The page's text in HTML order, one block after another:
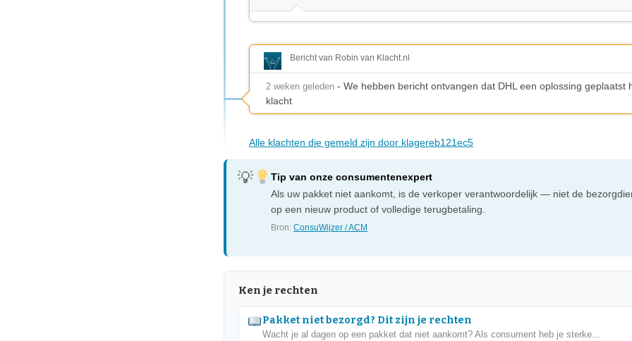
Bericht van Robin van Klacht.nl
2 weken geleden - We hebben bericht ontvangen dat DHL een oplossing geplaatst
klacht
Alle klachten die gemeld zijn door klagereb121ec5
Tip van onze consumentenexpert
Als uw pakket niet aankomt, is de verkoper verantwoordelijk — niet de
op een nieuw product of volledige terugbetaling.
Bron:ConsuWijzer / ACM
Ken je rechten
Pakket niet bezorgd? Dit zijn je rechten
Wacht je al dagen op een pakket dat niet aankomt? Als consument heb je sterke...